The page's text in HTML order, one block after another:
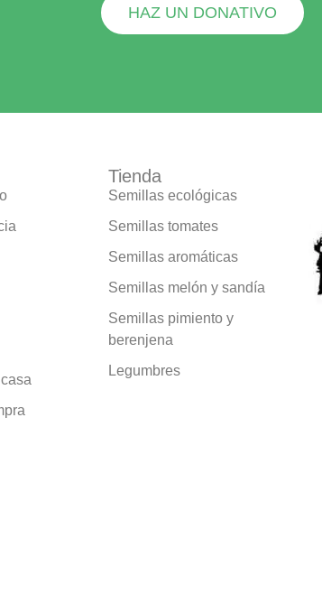
HAZ UN DONATIVO
Tienda
Semillas ecológicas
Semillas tomates
Semillas aromáticas
Semillas melón y sandía
Semillas pimiento y
berenjena
Legumbres